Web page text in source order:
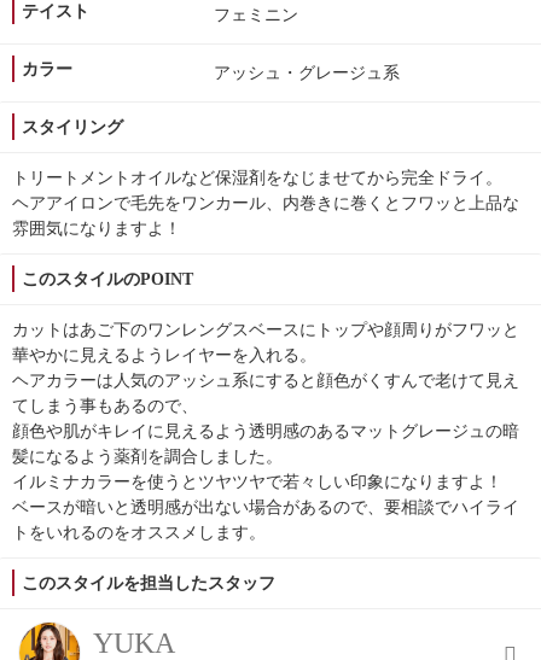
テイスト フェミニン
カラー アッシュ・グレージュ系
スタイリング
トリートメントオイルなど保湿剤をなじませてから完全ドライ。
ヘアアイロンで毛先をワンカール、内巻きに巻くとフワッと上品な
雰囲気になりますよ！
このスタイルのPOINT
カットはあご下のワンレングスベースにトップや顔周りがフワッと
華やかに見えるようレイヤーを入れる。
ヘアカラーは人気のアッシュ系にすると顔色がくすんで老けて見え
てしまう事もあるので、
顔色や肌がキレイに見えるよう透明感のあるマットグレージュの暗
髪になるよう薬剤を調合しました。
イルミナカラーを使うとツヤツヤで若々しい印象になりますよ！
ベースが暗いと透明感が出ない場合があるので、要相談でハイライ
トをいれるのをオススメします。
このスタイルを担当したスタッフ
YUKA